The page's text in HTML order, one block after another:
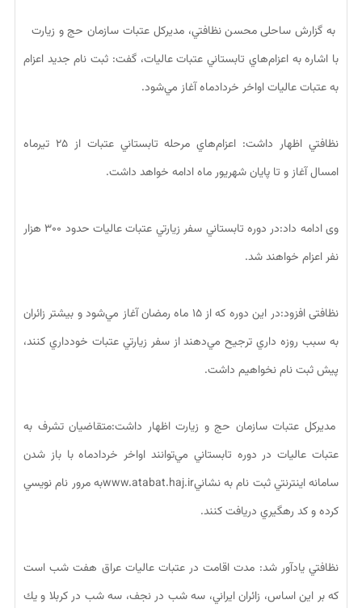
به گزارش ساحلی محسن نظافتي، مديركل عتبات سازمان حج و زيارت
با اشاره به اعزام‌هاي تابستاني عتبات عاليات، گفت: ثبت نام جديد اعزام
به عتبات عاليات اواخر خردادماه آغاز مي‌شود.
نظافتي اظهار داشت: اعزام‌هاي مرحله تابستاني عتبات از ۲۵ تيرماه
امسال آغاز و تا پايان شهريور ماه ادامه خواهد داشت.
وی ادامه داد:در دوره تابستاني سفر زيارتي عتبات عاليات حدود ۳۰۰ هزار
نفر اعزام خواهند شد.
نظافتی افزود:در اين دوره كه از ۱۵ ماه رمضان آغاز مي‌شود و بيشتر زائران
به سبب روزه داري ترجيح مي‌دهند از سفر زيارتي عتبات خودداري كنند،
پيش ثبت نام نخواهيم داشت.
مديركل عتبات سازمان حج و زيارت اظهار داشت:متقاضيان تشرف به
عتبات عاليات در دوره تابستاني مي‌توانند اواخر خردادماه با باز شدن
سامانه اينترنتي ثبت نام به نشانيwww.atabat.haj.irبه مرور نام نويسي
كرده و كد رهگيري دريافت كنند.
نظافتي يادآور شد: مدت اقامت در عتبات عاليات عراق هفت شب است
كه بر اين اساس، زائران ايراني، سه شب در نجف، سه شب در كربلا و يك